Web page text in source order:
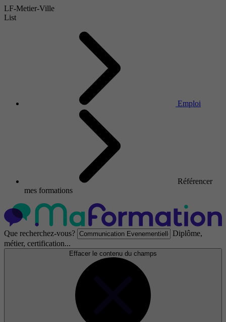
LF-Metier-Ville
List
Emploi
Référencer
mes formations
Que recherchez-vous?
Diplôme,
métier, certification...
Effacer le contenu du champs